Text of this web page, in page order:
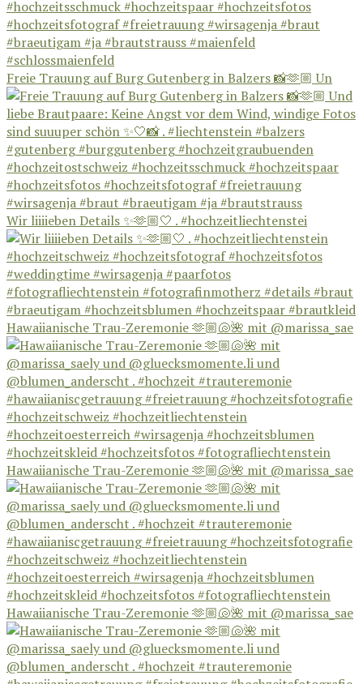
Freie Trauung auf Burg Gutenberg in Balzers 📸🫶🏼 Un
Wir liiiieben Details ✨🫶🏼🤍 . #hochzeitliechtenstei
Hawaiianische Trau-Zeremonie 🫶🏼🐚🌺 mit @marissa_sae
Hawaiianische Trau-Zeremonie 🫶🏼🐚🌺 mit @marissa_sae
Hawaiianische Trau-Zeremonie 🫶🏼🐚🌺 mit @marissa_sae